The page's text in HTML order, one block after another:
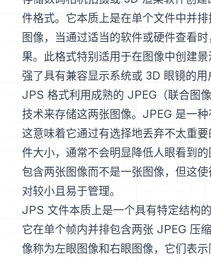
件格式。它本质上是在单个文件中并
图像，当通过适当的软件或硬件查看
果。此格式特别适用于在图像中创建
强了具有兼容显示系统或 3D 眼镜的用
JPS 格式利用成熟的 JPEG（联合图
技术来存储这两张图像。JPEG 是一种
这意味着它通过有选择地丢弃不太重
件大小，通常不会明显降低人眼看到
包含两张图像而不是一张图像，但这
对较小且易于管理。
JPS 文件本质上是一个具有特定结构的
它在单个帧内并排包含两张 JPEG 压
像称为左眼图像和右眼图像，它们表